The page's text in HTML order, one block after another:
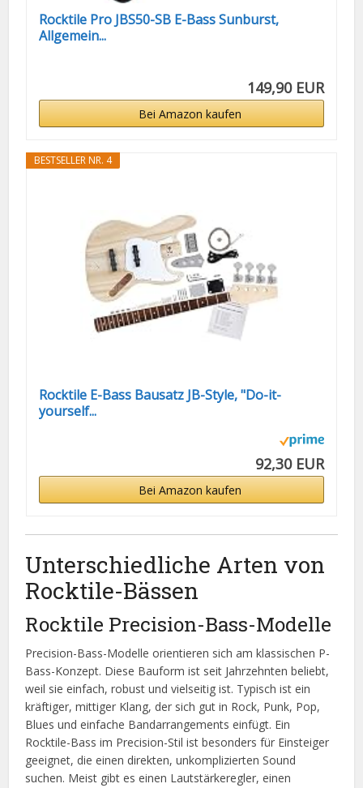
Rocktile Pro JBS50-SB E-Bass Sunburst,
Allgemein...
149,90 EUR
Bei Amazon kaufen
BESTSELLER NR. 4
Rocktile E-Bass Bausatz JB-Style, "Do-it-
yourself...
92,30 EUR
Bei Amazon kaufen
Unterschiedliche Arten von
Rocktile-Bässen
Rocktile Precision-Bass-Modelle
Precision-Bass-Modelle orientieren sich am klassischen P-
Bass-Konzept. Diese Bauform ist seit Jahrzehnten beliebt,
weil sie einfach, robust und vielseitig ist. Typisch ist ein
kräftiger, mittiger Klang, der sich gut in Rock, Punk, Pop,
Blues und einfache Bandarrangements einfügt. Ein
Rocktile-Bass im Precision-Stil ist besonders für Einsteiger
geeignet, die einen direkten, unkomplizierten Sound
suchen. Meist gibt es einen Lautstärkeregler, einen